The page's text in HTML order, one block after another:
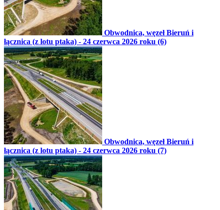
Obwodnica, węzeł Bieruń i
łącznica (z lotu ptaka) - 24 czerwca 2026 roku (6)
Obwodnica, węzeł Bieruń i
łącznica (z lotu ptaka) - 24 czerwca 2026 roku (7)